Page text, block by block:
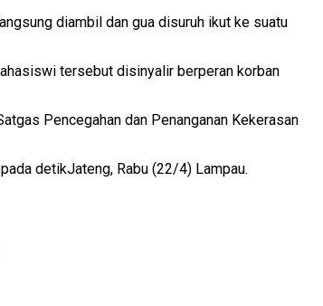
diambil dan gua disuruh ikut ke suatu
tersebut disinyalir berperan korban
Pencegahan dan Penanganan Kekerasan
detikJateng, Rabu (22/4) Lampau.